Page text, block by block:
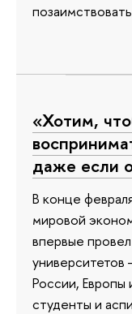
«Хотим,
даже если
В конце
мировой
впервые
России,
студенты и